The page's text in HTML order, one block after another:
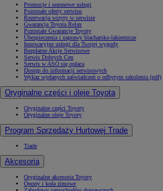
Promocje i sezonowe usługi
Pozostałe oferty serwisu
Rezerwacja wizyty w serwisie
Gwarancja Toyota Relax
Pozostałe Gwarancje Toyoty
Ubezpieczenia i naprawy blacharsko-lakiernicze
Innowacyjne usługi dla Twojej wygody
Bezpłatne Akcje Serwisowe
Serwis Dobrych Cen
Serwis w ASO się opłaca
Dostęp do informacji serwisowych
Wykaz wydanych zaświadczeń o odbytym szkoleniu (pdf)
Oryginalne części i oleje Toyota
Oryginalne części Toyoty
Oryginalne oleje Toyoty
Program Sprzedaży Hurtowej Trade
Trade
Akcesoria
Oryginalne akcesoria Toyoty
Opony i koła zimowe